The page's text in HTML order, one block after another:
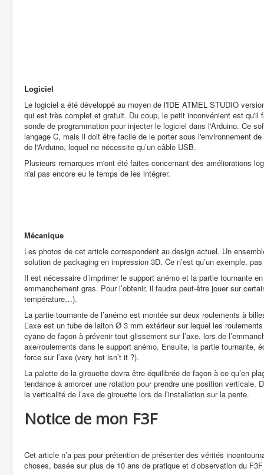
Logiciel
Le logiciel a été développé au moyen de l'IDE ATMEL STUDIO
qui est très complet et gratuit. Du coup, le petit inconvénient est qu'il
sonde de programmation pour injecter le logiciel dans l'Arduino. Ce
langage C, mais il doit être facile de le porter sous l'environnement
de l'Arduino, lequel ne nécessite qu’un câble USB.
Plusieurs remarques m'ont été faites concernant des améliorations
n'ai pas encore eu le temps de les intégrer.
Mécanique
Les photos de cet article correspondent au design actuel. Un
solution de packaging en impression 3D. Ce n’est qu’un exemple,
Il est nécessaire d’imprimer le support anémo et la partie tournante
emmanchement gras. Pour l’obtenir, il faudra peut-être jouer sur
température…).
La partie tournante de l’anémo est montée sur deux roulements à
L’axe est un tube de laiton Ø 3 mm extérieur sur lequel les
cyano de façon à prévenir tout glissement sur l’axe, lors de
axe/roulements dans le support anémo. Ensuite, la partie tournante,
force sur l’axe (very hot isn’t it ?).
La palette de la girouette devra être équilibrée de façon à ce qu’en
tendance à amorcer une rotation pour prendre une position verticale.
la verticalité de l’axe de girouette lors de l’installation sur la pente.
Notice de mon F3F
Cet article n’a pas pour prétention de présenter des vérités
choses, basée sur plus de 10 ans de pratique et d’observation du